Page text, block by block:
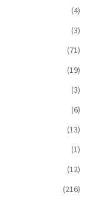
(4)
(3)
(71)
(19)
(3)
(6)
(13)
(1)
(12)
(216)